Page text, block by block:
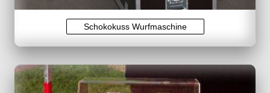
Schokokuss Wurfmaschine